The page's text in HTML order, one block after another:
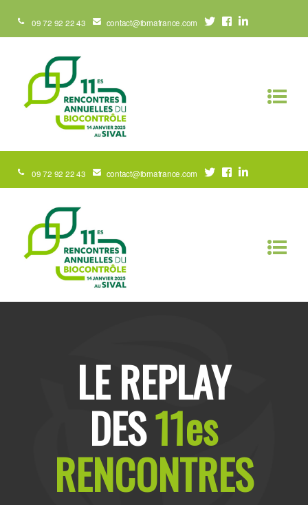
09 72 92 22 43 contact@ibmafrance.com
09 72 92 22 43 contact@ibmafrance.com
LE REPLAY
DES11es
RENCONTRES